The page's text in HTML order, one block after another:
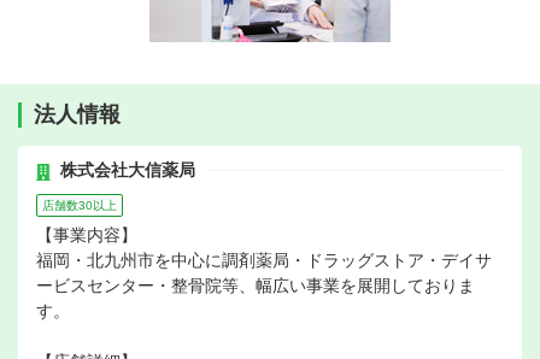
法人情報
株式会社大信薬局
店舗数30以上
【事業内容】
福岡・北九州市を中心に調剤薬局・ドラッグストア・デイサ
ービスセンター・整骨院等、幅広い事業を展開しておりま
す。